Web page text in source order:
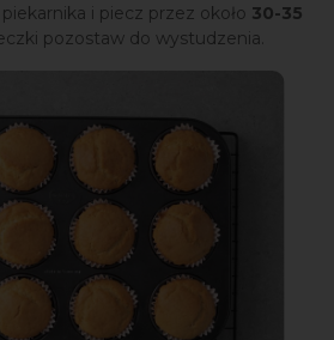
i piecz przez około 30-35
pozostaw do wystudzenia.